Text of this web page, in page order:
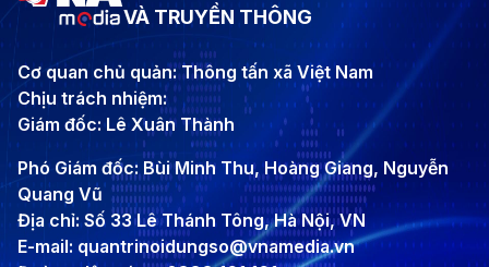
VÀ TRUYỀN THÔNG
Cơ quan chủ quản: Thông tấn xã Việt Nam
Chịu trách nhiệm:
Giám đốc: Lê Xuân Thành
Phó Giám đốc: Bùi Minh Thu, Hoàng Giang, Nguyễn
Quang Vũ
Địa chỉ: Số 33 Lê Thánh Tông, Hà Nội, VN
E-mail: quantrinoidungso@vnamedia.vn